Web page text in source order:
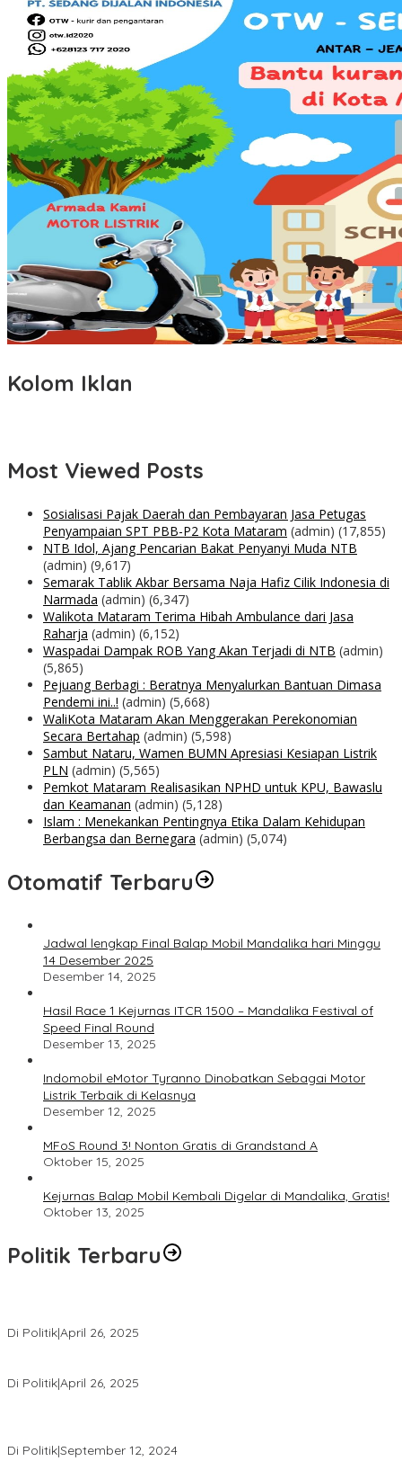
Kolom Iklan
Most Viewed Posts
Sosialisasi Pajak Daerah dan Pembayaran Jasa Petugas
Penyampaian SPT PBB-P2 Kota Mataram (admin) (17,855)
NTB Idol, Ajang Pencarian Bakat Penyanyi Muda NTB
(admin) (9,617)
Semarak Tablik Akbar Bersama Naja Hafiz Cilik Indonesia di
Narmada (admin) (6,347)
Walikota Mataram Terima Hibah Ambulance dari Jasa
Raharja (admin) (6,152)
Waspadai Dampak ROB Yang Akan Terjadi di NTB (admin)
(5,865)
Pejuang Berbagi : Beratnya Menyalurkan Bantuan Dimasa
Pendemi ini..! (admin) (5,668)
WaliKota Mataram Akan Menggerakan Perekonomian
Secara Bertahap (admin) (5,598)
Sambut Nataru, Wamen BUMN Apresiasi Kesiapan Listrik
PLN (admin) (5,565)
Pemkot Mataram Realisasikan NPHD untuk KPU, Bawaslu
dan Keamanan (admin) (5,128)
Islam : Menekankan Pentingnya Etika Dalam Kehidupan
Berbangsa dan Bernegara (admin) (5,074)
Otomatif Terbaru
Jadwal lengkap Final Balap Mobil Mandalika hari Minggu
14 Desember 2025
Desember 14, 2025
Hasil Race 1 Kejurnas ITCR 1500 – Mandalika Festival of
Speed Final Round
Desember 13, 2025
Indomobil eMotor Tyranno Dinobatkan Sebagai Motor
Listrik Terbaik di Kelasnya
Desember 12, 2025
MFoS Round 3! Nonton Gratis di Grandstand A
Oktober 15, 2025
Kejurnas Balap Mobil Kembali Digelar di Mandalika, Gratis!
Oktober 13, 2025
Politik Terbaru
Di Politik|April 26, 2025
Di Politik|April 26, 2025
Di Politik|September 12, 2024